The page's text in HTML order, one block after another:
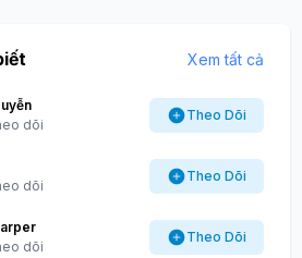
Xem tất cả
dõi
Theo Dõi
dõi
Theo Dõi
dõi
Theo Dõi